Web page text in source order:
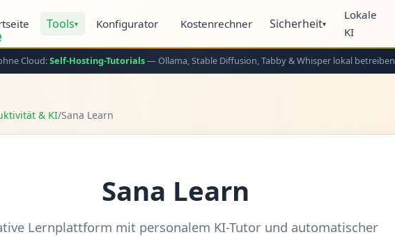
Tools▾ Konfigurator Kostenrechner Sicherheit▾
Lokale
KI
Cloud:Self-Hosting-Tutorials— Ollama, Stable Diffusion, Tabby & Whisper lokal betreiben
& KI/Sana Learn
Sana Learn
Lernplattform mit personalem KI-Tutor und automatischer